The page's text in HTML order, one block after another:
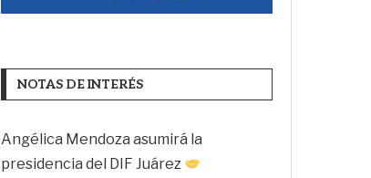
NOTAS DE INTERÉS
Angélica Mendoza asumirá la
presidencia del DIF Juárez